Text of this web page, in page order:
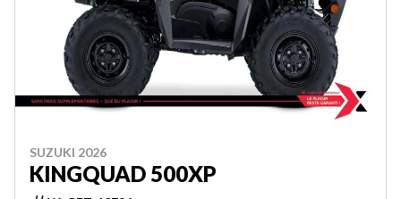
SUZUKI 2026
KINGQUAD 500XP